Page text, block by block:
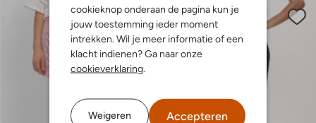
cookieknop onderaan de pagina kun je
jouw toestemming ieder moment
intrekken. Wil je meer informatie of een
klacht indienen? Ga naar onze
cookieverklaring
Weigeren Accepteren